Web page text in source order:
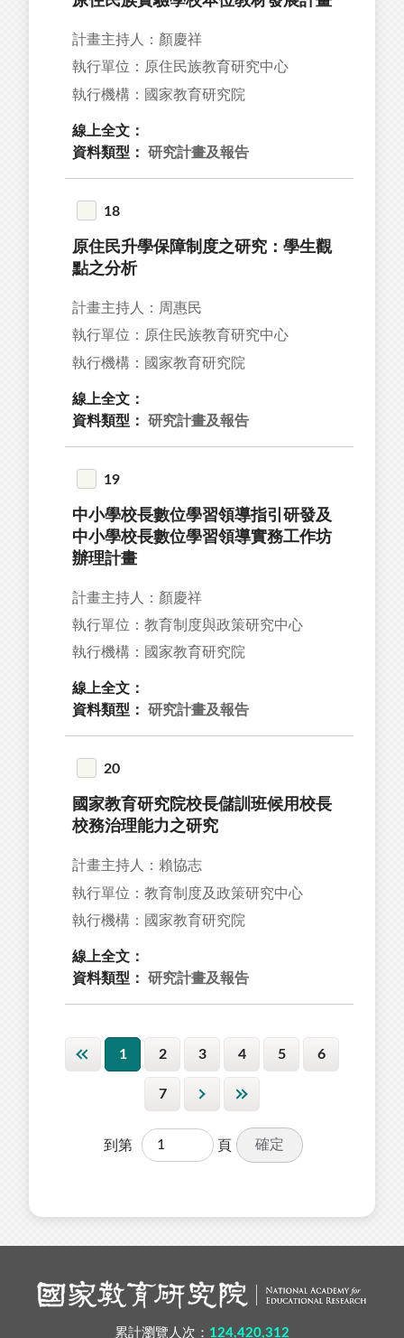
計畫主持人：顏慶祥
執行單位：原住民族教育研究中心
執行機構：國家教育研究院
線上全文：
資料類型：
研究計畫及報告
18
原住民升學保障制度之研究：學生觀
點之分析
計畫主持人：周惠民
執行單位：原住民族教育研究中心
執行機構：國家教育研究院
線上全文：
資料類型：
研究計畫及報告
19
中小學校長數位學習領導指引研發及
中小學校長數位學習領導實務工作坊
辦理計畫
計畫主持人：顏慶祥
執行單位：教育制度與政策研究中心
執行機構：國家教育研究院
線上全文：
資料類型：
研究計畫及報告
20
國家教育研究院校長儲訓班候用校長
校務治理能力之研究
計畫主持人：賴協志
執行單位：教育制度及政策研究中心
執行機構：國家教育研究院
線上全文：
資料類型：
研究計畫及報告
1 2 3 4 5 6
7
到第 頁 確定
累計瀏覽人次： 124,420,312